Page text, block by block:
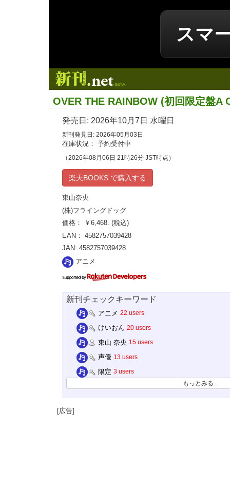
スマ
OVER THE RAINBOW (初回限定盤A
発売日: 2026年10月7日 水曜日
新刊発見日: 2026年05月03日
在庫状況： 予約受付中
（2026年08月06日 21時26分 JST時点）
楽天BOOKS で購入する
東山奈央
(株)フライングドッグ
価格： ￥6,468. (税込)
EAN： 4582757039428
JAN: 4582757039428
アニメ
新刊チェックキーワード
アニメ 22 users
けいおん 20 users
東山 奈央 15 users
声優 13 users
限定 3 users
もっとみる...
[広告]